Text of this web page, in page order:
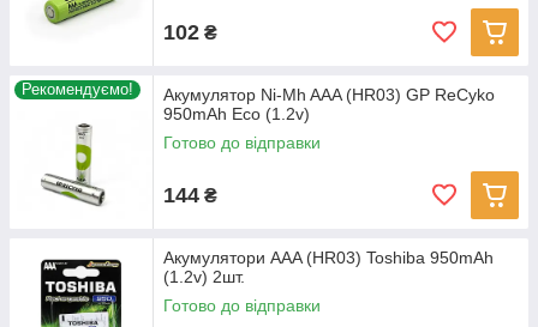
102 ₴
Рекомендуємо!
Акумулятор Ni-Mh AAA (HR03) GP ReCyko
950mAh Eco (1.2v)
Готово до відправки
144 ₴
Акумулятори AAA (HR03) Toshiba 950mAh
(1.2v) 2шт.
Готово до відправки